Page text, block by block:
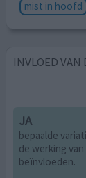
mist in hoofd
INVLOED VAN
JA
bepaalde
de werking
beïnvloeden.